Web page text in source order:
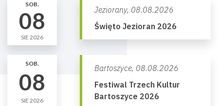
SOB.
08
SIE 2026
Jeziorany, 08.08.2026
Święto Jezioran 2026
SOB.
08
SIE 2026
Bartoszyce, 08.08.2026
Festiwal Trzech Kultur
Bartoszyce 2026